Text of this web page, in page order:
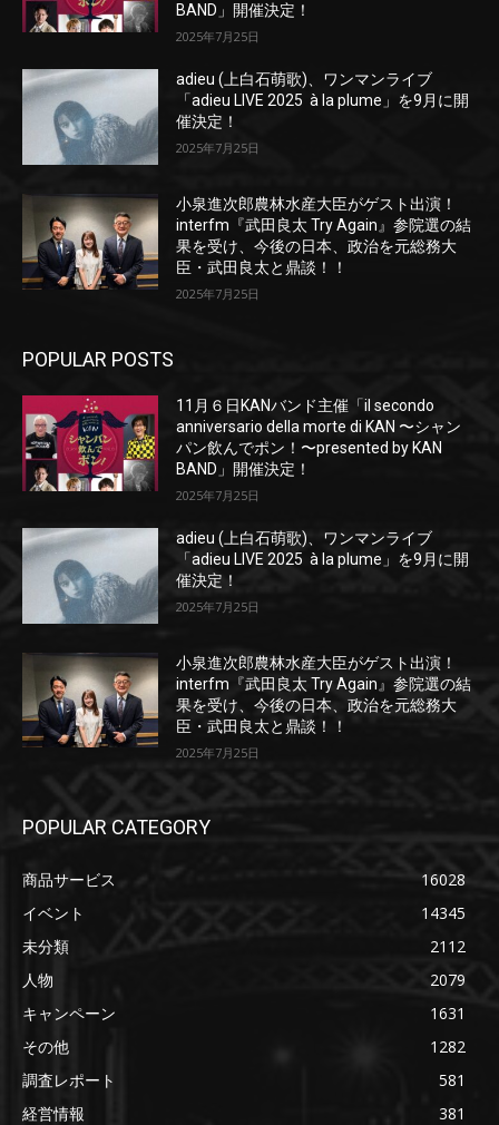
BAND」開催決定！
2025年7月25日
adieu (上白石萌歌)、ワンマンライブ
「adieu LIVE 2025 à la plume」を9月に開
催決定！
2025年7月25日
小泉進次郎農林水産大臣がゲスト出演！
interfm『武田良太 Try Again』参院選の結
果を受け、今後の日本、政治を元総務大
臣・武田良太と鼎談！！
2025年7月25日
POPULAR POSTS
11月６日KANバンド主催「il secondo
anniversario della morte di KAN 〜シャン
パン飲んでポン！〜presented by KAN
BAND」開催決定！
2025年7月25日
adieu (上白石萌歌)、ワンマンライブ
「adieu LIVE 2025 à la plume」を9月に開
催決定！
2025年7月25日
小泉進次郎農林水産大臣がゲスト出演！
interfm『武田良太 Try Again』参院選の結
果を受け、今後の日本、政治を元総務大
臣・武田良太と鼎談！！
2025年7月25日
POPULAR CATEGORY
商品サービス
16028
イベント
14345
未分類
2112
人物
2079
キャンペーン
1631
その他
1282
調査レポート
581
経営情報
381